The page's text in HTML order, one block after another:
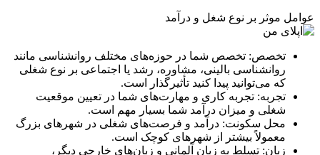
عوامل موثر بر نوع شغل و درآمد
تخصص: تخصص شما در حوزه‌های مختلف روانشناسی مانند
روانشناسی بالینی، مشاوره، رشد یا اجتماعی بر نوع شغلی
که می‌توانید پیدا کنید تأثیرگذار است.
تجربه: تجربه کاری و مهارت‌های شما در تعیین موقعیت
شغلی و میزان درآمد شما بسیار مهم است.
محل سکونت: درآمد و فرصت‌های شغلی در شهرهای بزرگ
معمولاً بیشتر از شهرهای کوچک است.
زبان: تسلط به زبان آلمانی و زبان‌های خارجی دیگر،